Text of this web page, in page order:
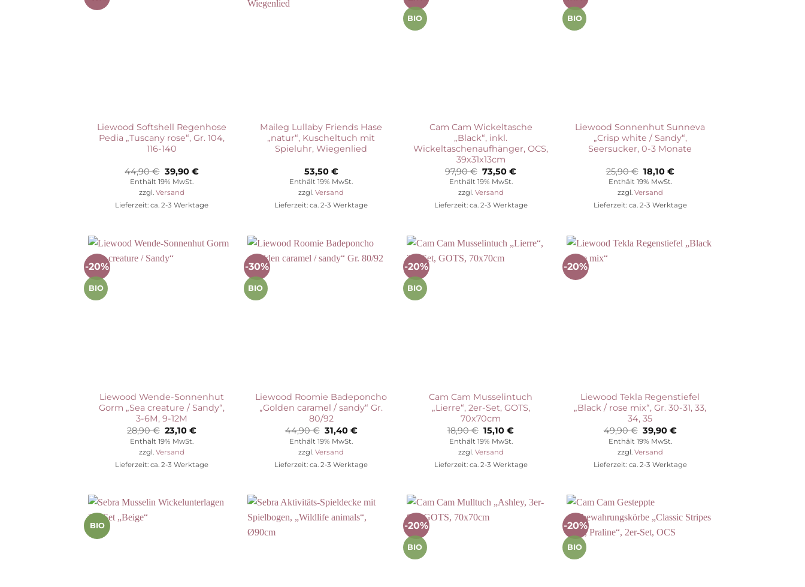
Liewood Softshell Regenhose
Pedia „Tuscany rose“, Gr. 104,
116-140
44,90€ Ursprünglicher
Preis
war:
44,90 €
39,90 €Aktueller
Enthält 19% MwSt.
zzgl.Versand
Lieferzeit: ca. 2-3 Werktage
Maileg Lullaby Friends Hase
„natur“, Kuscheltuch mit
Spieluhr, Wiegenlied
53,50 €
Enthält 19% MwSt.
zzgl.Versand
Lieferzeit: ca. 2-3 Werktage
BIO
Cam Cam Wickeltasche
„Black“, inkl.
Wickeltaschenaufhänger, OCS,
39x31x13cm
97,90€ Ursprünglicher
Preis
war:
97,90 €
73,50€Aktueller
Enthält 19% MwSt.
zzgl. Versand
Lieferzeit: ca. 2-3 Werktage
BIO
Liewood Sonnenhut Sunneva
„Crisp white / Sandy“,
Seersucker, 0-3 Monate
25,90€ Ursprünglicher
Preis
war:
25,90 €
18,10€Aktueller
Enthält 19% MwSt.
zzgl. Versand
Lieferzeit: ca. 2-3 Werktage
-20%
BIO
Liewood Wende-Sonnenhut
Gorm „Sea creature / Sandy“,
3-6M, 9-12M
28,90€ Ursprünglicher
Preis
war:
28,90 €
23,10€Aktueller
Enthält 19% MwSt.
zzgl.Versand
Lieferzeit: ca. 2-3 Werktage
-30%
BIO
Liewood Roomie Badeponcho
„Golden caramel / sandy“ Gr.
80/92
44,90€ Ursprünglicher
Preis
war:
44,90 €
31,40€Aktueller
Enthält 19% MwSt.
zzgl.Versand
Lieferzeit: ca. 2-3 Werktage
-20%
BIO
Cam Cam Musselintuch
„Lierre“, 2er-Set, GOTS,
70x70cm
18,90€ Ursprünglicher
Preis
war:
18,90 €
15,10€Aktueller
Enthält 19% MwSt.
zzgl. Versand
Lieferzeit: ca. 2-3 Werktage
-20%
Liewood Tekla Regenstiefel
„Black / rose mix“, Gr. 30-31, 33,
34, 35
49,90€ Ursprünglicher
Preis
war:
49,90 €
39,90€Aktueller
Enthält 19% MwSt.
zzgl. Versand
Lieferzeit: ca. 2-3 Werktage
BIO -20%
BIO
-20%
BIO
Auf die
Wunschliste